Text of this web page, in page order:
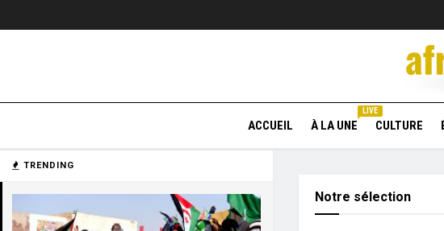
TRENDING
ACCUEIL À LA UNE
LIVE
CULTURE
Notre sélection